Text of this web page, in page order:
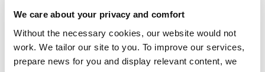
We care about your privacy and comfort
Without the necessary cookies, our website would not
work. We tailor our site to you. To improve our services,
prepare news for you and display relevant content, we
vanlig mel.
Svartkummin, eller frø av Nigella